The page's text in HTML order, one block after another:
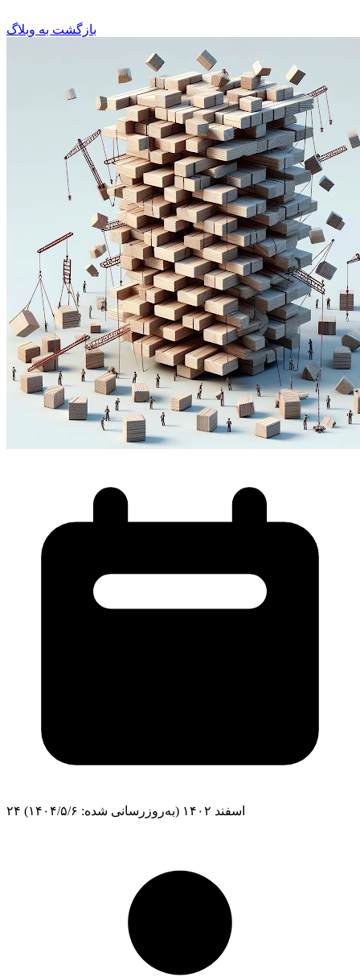
بازگشت به وبلاگ
۲۴ اسفند ۱۴۰۲ (به‌روزرسانی شده: ۱۴۰۴/۵/۶)